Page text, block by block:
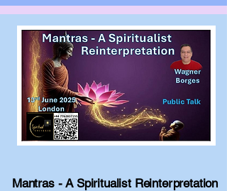
Mantras - A Spiritualist Reinterpretation